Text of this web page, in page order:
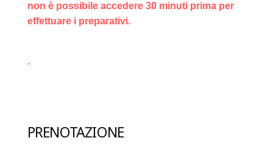
non è possibile accedere 30 minuti prima per
effettuare i preparativi.
.
PRENOTAZIONE